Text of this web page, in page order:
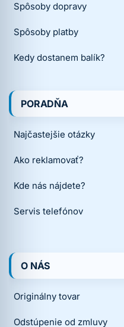
Spôsoby dopravy
Spôsoby platby
Kedy dostanem balík?
PORADŇA
Najčastejšie otázky
Ako reklamovať?
Kde nás nájdete?
Servis telefónov
O NÁS
Originálny tovar
Odstúpenie od zmluvy